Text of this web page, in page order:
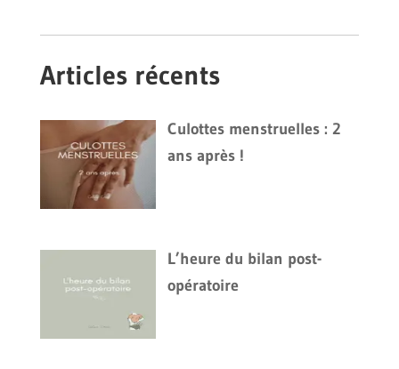
Articles récents
Culottes menstruelles : 2
ans après !
L’heure du bilan post-
opératoire